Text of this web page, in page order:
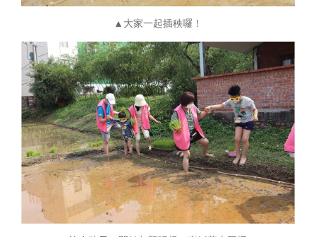
▲大家一起插秧囉！